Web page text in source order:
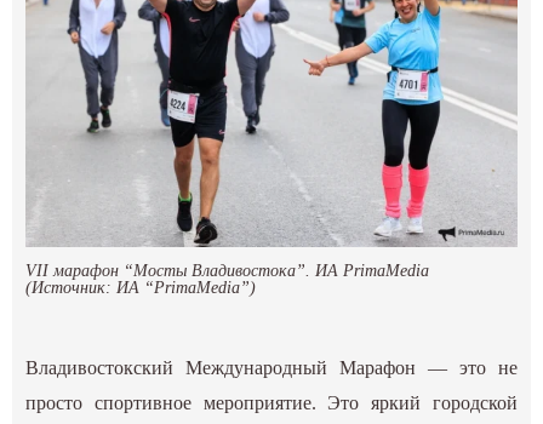
VII марафон “Мосты Владивостока”. ИА PrimaMedia
(Источник: ИА “PrimaMedia”)
Владивостокский Международный Марафон — это не
просто спортивное мероприятие. Это яркий городской